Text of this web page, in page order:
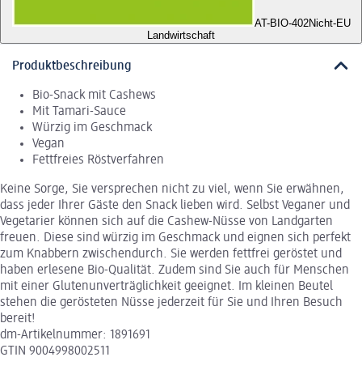
AT-BIO-402Nicht-EU
Landwirtschaft
Produktbeschreibung
Bio-Snack mit Cashews
Mit Tamari-Sauce
Würzig im Geschmack
Vegan
Fettfreies Röstverfahren
Keine Sorge, Sie versprechen nicht zu viel, wenn Sie erwähnen,
dass jeder Ihrer Gäste den Snack lieben wird. Selbst Veganer und
Vegetarier können sich auf die Cashew-Nüsse von Landgarten
freuen. Diese sind würzig im Geschmack und eignen sich perfekt
zum Knabbern zwischendurch. Sie werden fettfrei geröstet und
haben erlesene Bio-Qualität. Zudem sind Sie auch für Menschen
mit einer Glutenunverträglichkeit geeignet. Im kleinen Beutel
stehen die gerösteten Nüsse jederzeit für Sie und Ihren Besuch
bereit!
dm-Artikelnummer: 1891691
GTIN 9004998002511